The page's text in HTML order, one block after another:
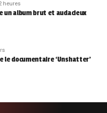
heures
un album brut et audacieux
le documentaire ‘Unshatter’